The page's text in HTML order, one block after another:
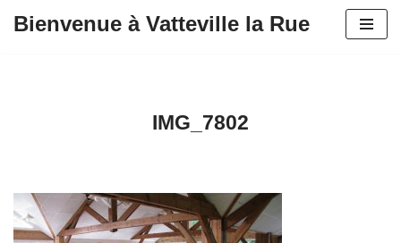
Bienvenue à Vatteville la Rue
IMG_7802